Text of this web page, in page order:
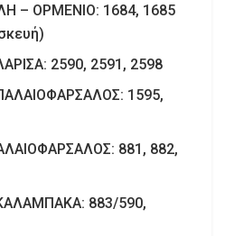
– ΟΡΜΕΝΙΟ: 1684, 1685
2590, 2591, 2598
1595,
881, 882,
883/590,